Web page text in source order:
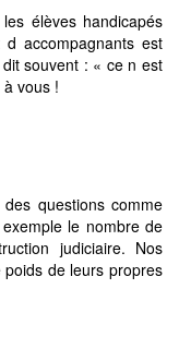
élèves handicapés
accompagnants est
souvent : « ce n est
vous !
questions comme
le nombre de
judiciaire. Nos
de leurs propres